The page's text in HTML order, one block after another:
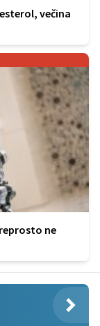
večina
ne